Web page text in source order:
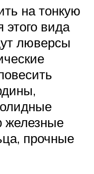
на тонкую
вида
люверсы
железные
прочные